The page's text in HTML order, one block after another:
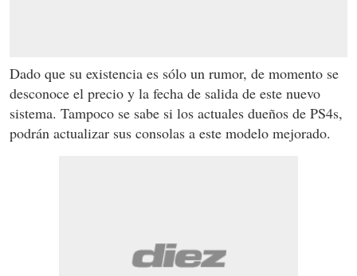
Dado que su existencia es sólo un rumor, de momento se
desconoce el precio y la fecha de salida de este nuevo
sistema. Tampoco se sabe si los actuales dueños de PS4s,
podrán actualizar sus consolas a este modelo mejorado.